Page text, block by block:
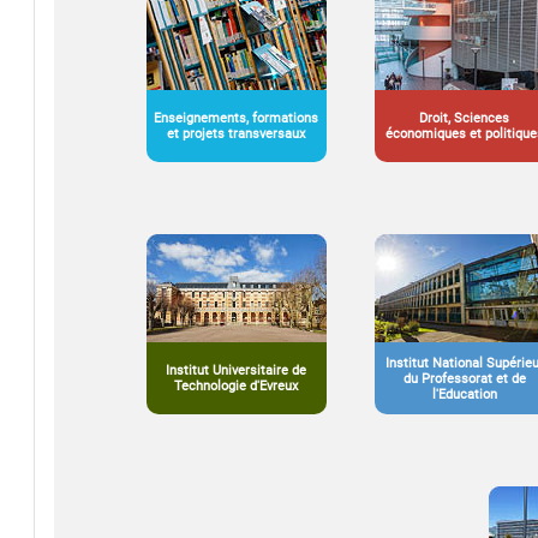
Enseignements, formations
et projets transversaux
Droit, Sciences
économiques et
Institut Universitaire de
Technologie d'Evreux
Institut National
du Professorat et de
l'Education